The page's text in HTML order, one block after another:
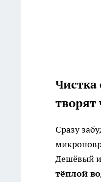
творят
Сразу
Дешёвый
тёплой